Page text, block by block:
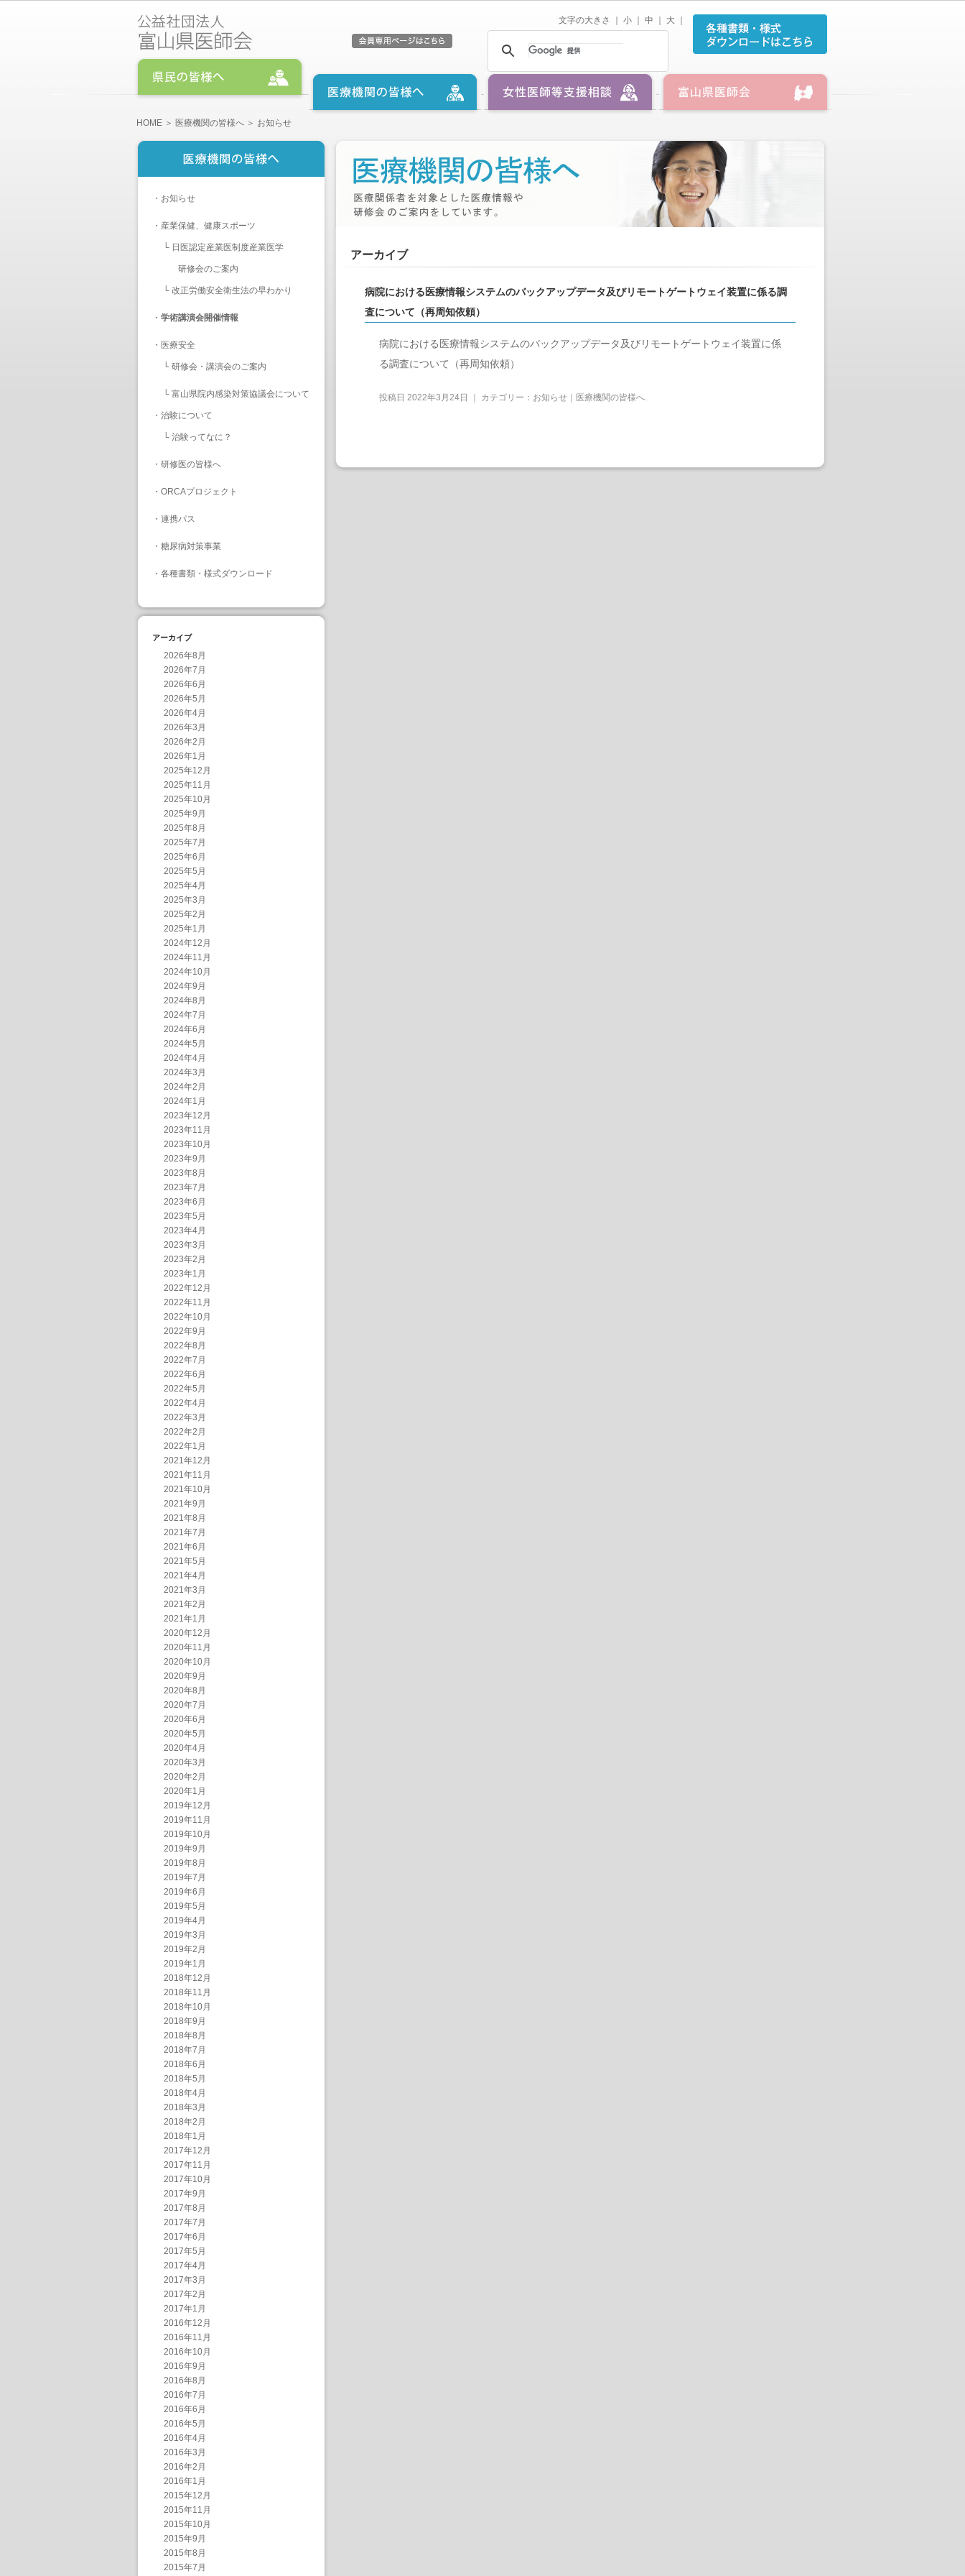
文字の大きさ ｜ 小 中 大
HOME ＞ 医療機関の皆様へ ＞ お知らせ
・ お知らせ
・ 産業保健、健康スポーツ
└ 日医認定産業医制度産業医学
研修会のご案内
└ 改正労働安全衛生法の早わかり
・ 学術講演会開催情報
・ 医療安全
└ 研修会・講演会のご案内
└ 富山県院内感染対策協議会について
・ 治験について
└ 治験ってなに？
・ 研修医の皆様へ
・ ORCAプロジェクト
・ 連携パス
・ 糖尿病対策事業
・ 各種書類・様式ダウンロード
アーカイブ
2026年8月
2026年7月
2026年6月
2026年5月
2026年4月
2026年3月
2026年2月
2026年1月
2025年12月
2025年11月
2025年10月
2025年9月
2025年8月
2025年7月
2025年6月
2025年5月
2025年4月
2025年3月
2025年2月
2025年1月
2024年12月
2024年11月
2024年10月
2024年9月
2024年8月
2024年7月
2024年6月
2024年5月
2024年4月
2024年3月
2024年2月
2024年1月
2023年12月
2023年11月
2023年10月
2023年9月
2023年8月
2023年7月
2023年6月
2023年5月
2023年4月
2023年3月
2023年2月
2023年1月
2022年12月
2022年11月
2022年10月
2022年9月
2022年8月
2022年7月
2022年6月
2022年5月
2022年4月
2022年3月
2022年2月
2022年1月
2021年12月
2021年11月
2021年10月
2021年9月
2021年8月
2021年7月
2021年6月
2021年5月
2021年4月
2021年3月
2021年2月
2021年1月
2020年12月
2020年11月
2020年10月
2020年9月
2020年8月
2020年7月
2020年6月
2020年5月
2020年4月
2020年3月
2020年2月
2020年1月
2019年12月
2019年11月
2019年10月
2019年9月
2019年8月
2019年7月
2019年6月
2019年5月
2019年4月
2019年3月
2019年2月
2019年1月
2018年12月
2018年11月
2018年10月
2018年9月
2018年8月
2018年7月
2018年6月
2018年5月
2018年4月
2018年3月
2018年2月
2018年1月
2017年12月
2017年11月
2017年10月
2017年9月
2017年8月
2017年7月
2017年6月
2017年5月
2017年4月
2017年3月
2017年2月
2017年1月
2016年12月
2016年11月
2016年10月
2016年9月
2016年8月
2016年7月
2016年6月
2016年5月
2016年4月
2016年3月
2016年2月
2016年1月
2015年12月
2015年11月
2015年10月
2015年9月
2015年8月
2015年7月
アーカイブ
病院における医療情報システムのバックアップデータ及びリモートゲートウェイ装置に係る調
査について（再周知依頼）
病院における医療情報システムのバックアップデータ及びリモートゲートウェイ装置に係
る調査について（再周知依頼）
投稿日 2022年3月24日 ｜ カテゴリー： お知らせ｜医療機関の皆様へ.